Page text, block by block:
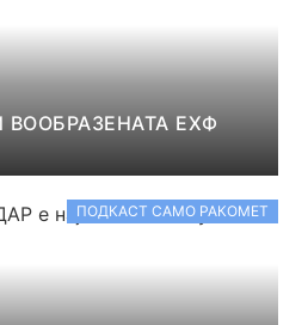
ЕХФ
ПОДКАСТ САМО РАКОМЕТ